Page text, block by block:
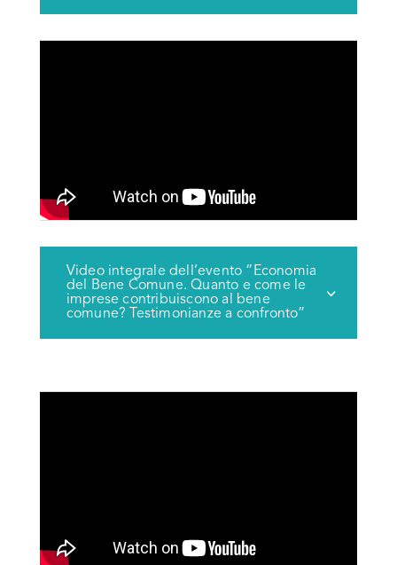
Video integrale dell’evento “Economia
del Bene Comune. Quanto e come le
imprese contribuiscono al bene
comune? Testimonianze a confronto”